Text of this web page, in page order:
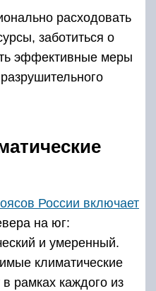
расходовать
заботиться о
эффективные меры
России включает
на юг:
и умеренный.
климатические
рамках каждого из